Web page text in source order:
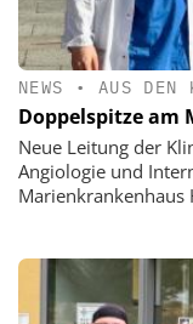
NEWS • AUS DEN
Doppelspitze am
Neue Leitung der
Angiologie und
Marienkrankenhaus